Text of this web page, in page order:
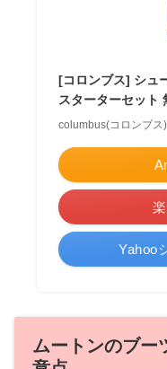
[コロンブス] シュ
スターターセット
columbus(コロンブス)
Yahoo
ムートンのブー